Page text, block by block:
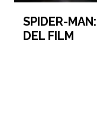
SPIDER-
DEL FILM